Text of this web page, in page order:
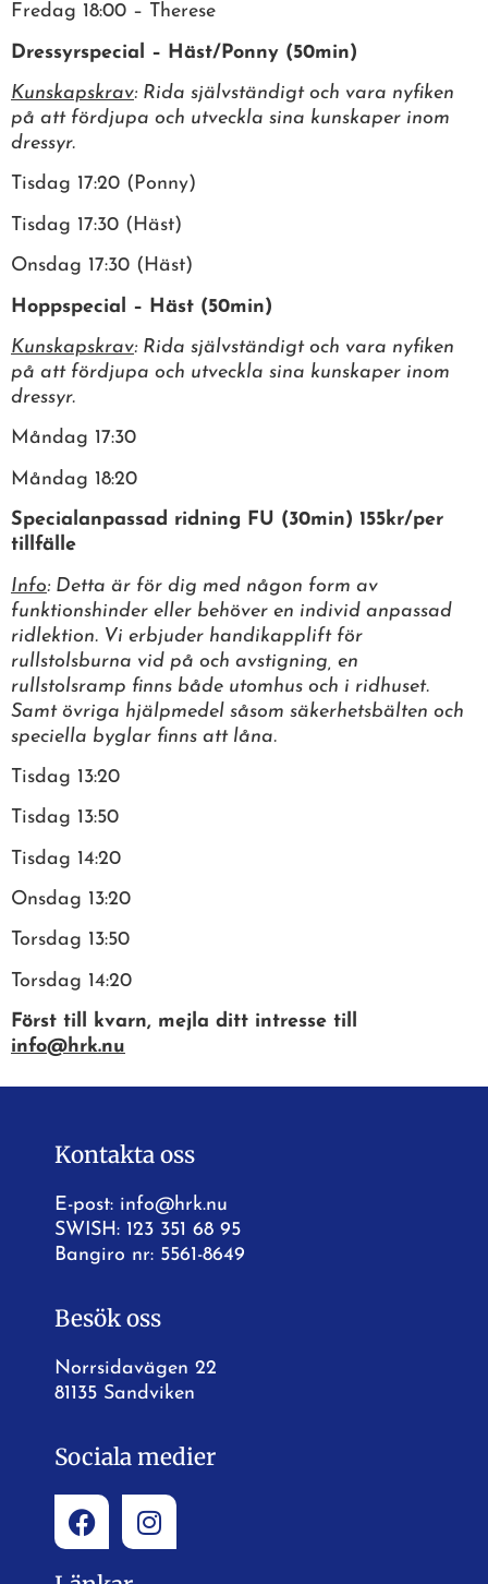
Fredag 18:00 – Therese
Dressyrspecial – Häst/Ponny (50min)
Kunskapskrav: Rida självständigt och vara nyfiken
på att fördjupa och utveckla sina kunskaper inom
dressyr.
Tisdag 17:20 (Ponny)
Tisdag 17:30 (Häst)
Onsdag 17:30 (Häst)
Hoppspecial – Häst (50min)
Kunskapskrav: Rida självständigt och vara nyfiken
på att fördjupa och utveckla sina kunskaper inom
dressyr.
Måndag 17:30
Måndag 18:20
Specialanpassad ridning FU (30min) 155kr/per
tillfälle
Info: Detta är för dig med någon form av
funktionshinder eller behöver en individ anpassad
ridlektion. Vi erbjuder handikapplift för
rullstolsburna vid på och avstigning, en
rullstolsramp finns både utomhus och i ridhuset.
Samt övriga hjälpmedel såsom säkerhetsbälten och
speciella byglar finns att låna.
Tisdag 13:20
Tisdag 13:50
Tisdag 14:20
Onsdag 13:20
Torsdag 13:50
Torsdag 14:20
Först till kvarn, mejla ditt intresse till
info@hrk.nu
Kontakta oss
E-post: info@hrk.nu
SWISH: 123 351 68 95
Bangiro nr: 5561-8649
Besök oss
Norrsidavägen 22
81135 Sandviken
Sociala medier